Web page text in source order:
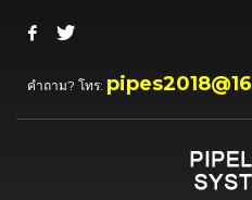
คำถาม? โทร: